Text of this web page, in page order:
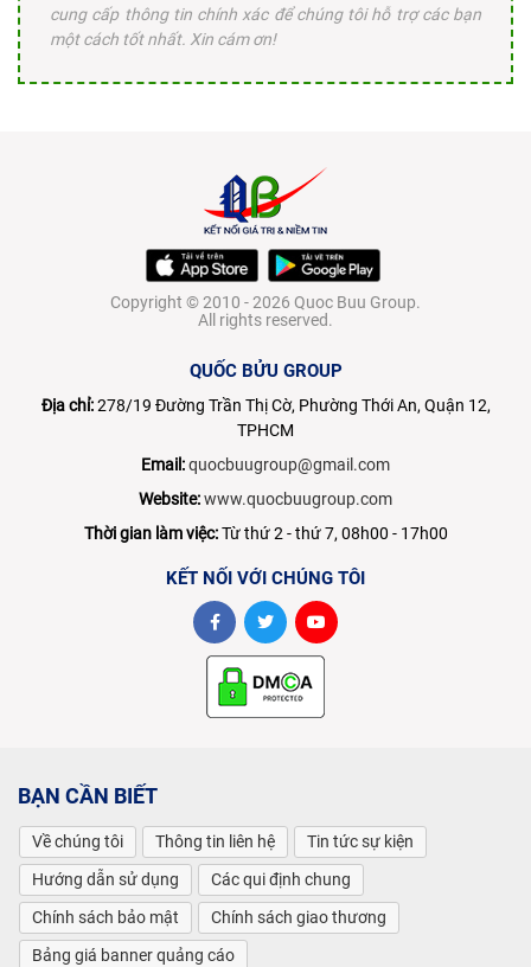
cung cấp thông tin chính xác để chúng tôi hỗ trợ các bạn
một cách tốt nhất. Xin cám ơn!
Copyright © 2010 - 2026 Quoc Buu Group.
All rights reserved.
QUỐC BỬU GROUP
Địa chỉ:278/19 Đường Trần Thị Cờ, Phường Thới An, Quận 12,
TPHCM
Email:quocbuugroup@gmail.com
Website:www.quocbuugroup.com
Thời gian làm việc:Từ thứ 2 - thứ 7, 08h00 - 17h00
KẾT NỐI VỚI CHÚNG TÔI
BẠN CẦN BIẾT
Về chúng tôi Thông tin liên hệ
Tin tức sự kiện
Hướng dẫn sử dụng
Các qui định chung
Chính sách bảo mật
Chính sách giao thương
Bảng giá banner quảng cáo